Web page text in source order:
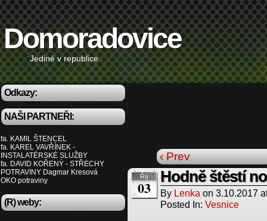
Domoradovice
Jediné v republice
Odkazy:
NAŠI PARTNEŘI:
fa. KAMIL ŠTENCEL
fa. KAREL VAVŘÍNEK -
INSTALATÉRSKÉ SLUŽBY
fa. DAVID KOŘENÝ - STŘECHY
POTRAVINY Dagmar Kresová
OKO potraviny
(R) weby:
‹ Prev
Říj
03
Hodně štěstí
By Lenka on 3.10.2017
Posted In: Vesnice